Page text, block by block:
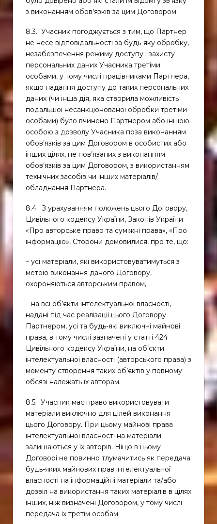
з виконанням обов’язків за цим Договором.
8.3. Учасник погоджується з тим, що Партнер
не несе відповідальності за будь-яку обробку,
незабезпечення режиму доступу і захисту
персональних даних Учасника третіми
особами, у тому числі працівниками Партнера,
якщо надання доступу до таких персональних
даних (чи інша дія, яка створила можливість
подальшої несанкціонованої обробки третіми
особами) було вчинено Партнером або іншою
особою з дозволу Учасника поза виконанням
обов’язків за цим Договором в особистих або
інших цілях, не пов’язаних з виконанням
обов’язків за цим Договором, з використанням
технічних засобів чи інших матеріалів/
обладнання Партнера.
8.4. З урахуванням положень цього Договору,
Цивільного кодексу України, Законів України
«Про авторське право та суміжні права», «Про
інформацію», Сторони домовилися, про те, що:
– усі матеріали, які використовуватимуться з
метою виконання даного Договору,
охороняються авторським правом,
– на всі об’єкти інтелектуальної власності,
надані під час реалізації цього Договору
Партнером, усі та будь-які виключні майнові
права, в тому числі зазначені у статті 424
Цивільного кодексу України, на об’єкти
інтелектуальної власності (авторського права) з
моменту створення таких об’єктів у повному
обсязі належать їх авторам.
8.5. Учасник має право використовувати
матеріали виключно для цілей виконання
цього Договору. При цьому майнові права
інтелектуальної власності на матеріали
залишаються у їх авторів. Ніщо в цьому
Договорі не повинно тлумачитись як передача
будь-яких майнових прав інтелектуальної
власності на інформаційні матеріали та/або
дозвіл на використання таких матеріалів в цілях
інших, ніж визначені Договором, у тому числі
передача їх третім особам.